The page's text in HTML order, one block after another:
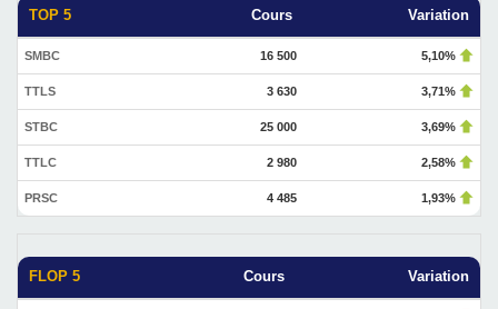
TOP 5 Cours Variation
SMBC 16 500 5,10%
TTLS 3 630 3,71%
STBC 25 000 3,69%
TTLC 2 980 2,58%
PRSC 4 485 1,93%
FLOP 5 Cours Variation